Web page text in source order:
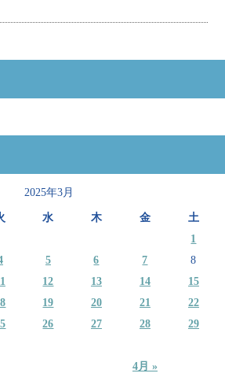
2025年3月
水 木 金 土
4月 »
1
5 6 7
8
12 13 14
15
19 20 21
22
26 27 28
29